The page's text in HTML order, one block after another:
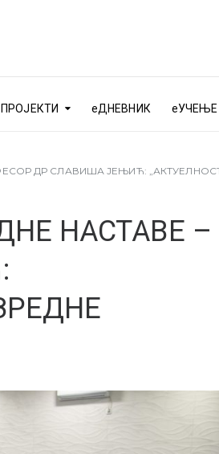
ПРОЈЕКТИ еДНЕВНИК еУЧЕЊЕ
ДР СЛАВИША ЈЕЊИЋ:
НАСТАВЕ –